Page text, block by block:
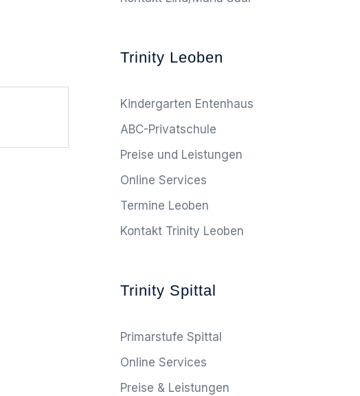
Trinity Leoben
Kindergarten Entenhaus
ABC-Privatschule
Preise und Leistungen
Online Services
Termine Leoben
Kontakt Trinity Leoben
Trinity Spittal
Primarstufe Spittal
Online Services
Preise & Leistungen